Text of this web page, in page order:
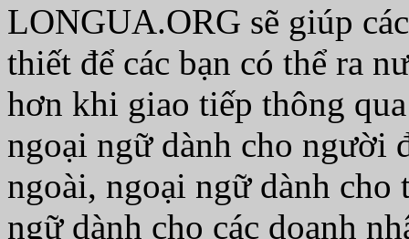
LONGUA.ORG sẽ giúp
thiết để các bạn có thể ra
hơn khi giao tiếp thông
ngoại ngữ dành cho
ngoài, ngoại ngữ dành
ngữ dành cho các doanh